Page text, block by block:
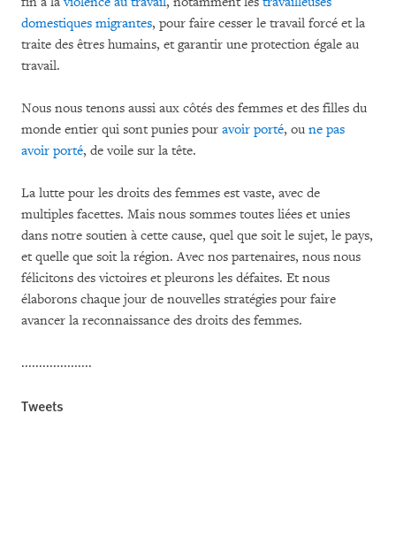
domestiques migrantes, pour faire cesser le travail forcé et la
traite des êtres humains, et garantir une protection égale au
travail.
Nous nous tenons aussi aux côtés des femmes et des filles du
monde entier qui sont punies pour avoir porté, ou ne pas
avoir porté, de voile sur la tête.
La lutte pour les droits des femmes est vaste, avec de
multiples facettes. Mais nous sommes toutes liées et unies
dans notre soutien à cette cause, quel que soit le sujet, le pays,
et quelle que soit la région. Avec nos partenaires, nous nous
félicitons des victoires et pleurons les défaites. Et nous
élaborons chaque jour de nouvelles stratégies pour faire
avancer la reconnaissance des droits des femmes.
....................
Tweets